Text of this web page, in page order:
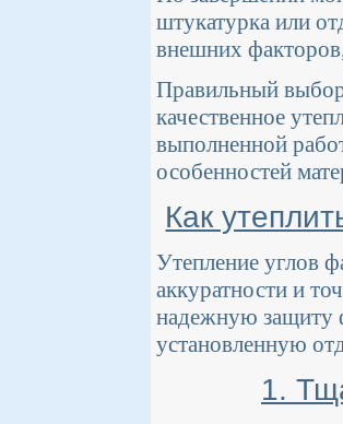
штукатурка или
внешних
Правильный выбор
качественное
выполненной
особенностей
Как
Утепление углов
аккуратности и
надежную защиту
установленную
1.